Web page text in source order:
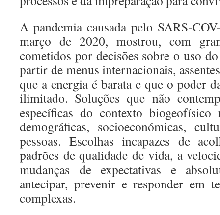
A pandemia causada pelo SARS-
março de 2020, mostrou, com
cometidos por decisões sobre o uso
partir de menus internacionais,
que a energia é barata e que o poder
ilimitado. Soluções que não
específicas do contexto biogeofísico
demográficas, socioeconómicas,
pessoas. Escolhas incapazes de
padrões de qualidade de vida, a
mudanças de expectativas e
antecipar, prevenir e responder em
complexas.